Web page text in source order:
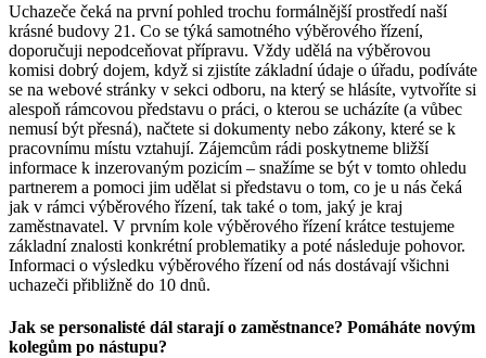
Uchazeče čeká na první pohled trochu formálnější prostředí naší
krásné budovy 21. Co se týká samotného výběrového řízení,
doporučuji nepodceňovat přípravu. Vždy udělá na výběrovou
komisi dobrý dojem, když si zjistíte základní údaje o úřadu, podíváte
se na webové stránky v sekci odboru, na který se hlásíte, vytvoříte si
alespoň rámcovou představu o práci, o kterou se ucházíte (a vůbec
nemusí být přesná), načtete si dokumenty nebo zákony, které se k
pracovnímu místu vztahují. Zájemcům rádi poskytneme bližší
informace k inzerovaným pozicím – snažíme se být v tomto ohledu
partnerem a pomoci jim udělat si představu o tom, co je u nás čeká
jak v rámci výběrového řízení, tak také o tom, jaký je kraj
zaměstnavatel. V prvním kole výběrového řízení krátce testujeme
základní znalosti konkrétní problematiky a poté následuje pohovor.
Informaci o výsledku výběrového řízení od nás dostávají všichni
uchazeči přibližně do 10 dnů.
Jak se personalisté dál starají o zaměstnance? Pomáháte novým
kolegům po nástupu?